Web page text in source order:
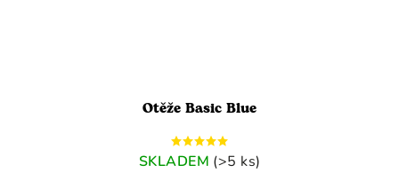
Otěže Basic Blue
SKLADEM (>5 ks)